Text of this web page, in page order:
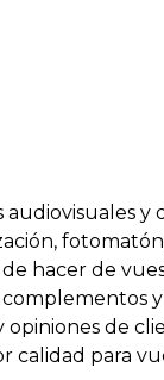
y
hacer de
de
calidad para